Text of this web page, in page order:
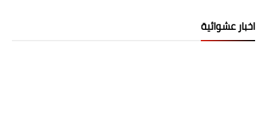
اخبار عشوائية